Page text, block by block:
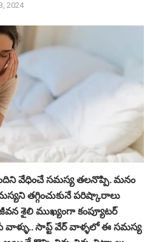
2024
వేధించే సమస్య తలనొప్పి. మనం
తగ్గించుకునే పరిష్కారాలు
శైలి ముఖ్యంగా కంప్యూటర్
వాళ్ళు.. సాప్ట్ వేర్ వాళ్ళలో ఈ సమస్య